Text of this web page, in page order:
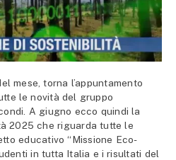
mese, torna l’appuntamento
le novità del gruppo
A giugno ecco quindi la
2025 che riguarda tutte le
educativo “Missione Eco-
in tutta Italia e i risultati del